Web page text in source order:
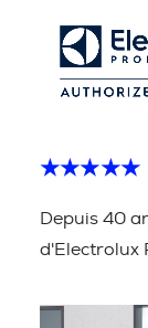
★★★★★
Depuis 40
d'Electrolux